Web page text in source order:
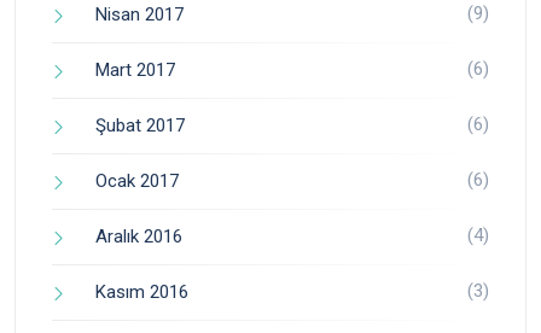
Nisan 2017 (9)
Mart 2017 (6)
Şubat 2017 (6)
Ocak 2017 (6)
Aralık 2016 (4)
Kasım 2016 (3)